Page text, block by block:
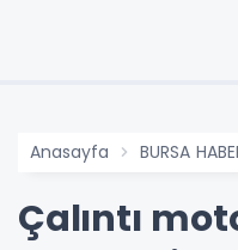
Anasayfa BURSA
Çalıntı